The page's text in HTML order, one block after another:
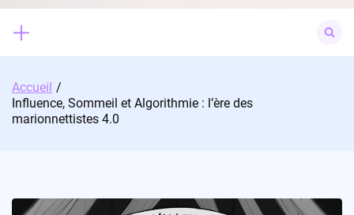
for:
Accueil
Influence, Sommeil et Algorithmie : l’ère des
marionnettistes 4.0